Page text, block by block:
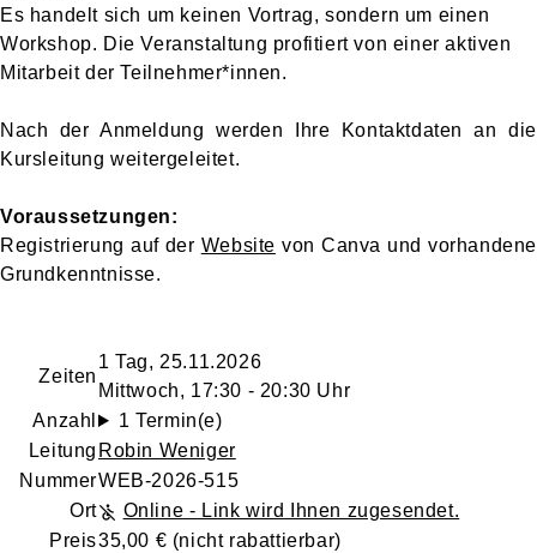
Es handelt sich um keinen Vortrag, sondern um einen
Workshop. Die Veranstaltung profitiert von einer aktiven
Mitarbeit der Teilnehmer*innen.
Nach der Anmeldung werden Ihre Kontaktdaten an die
Kursleitung weitergeleitet.
Voraussetzungen:
Registrierung auf der Website von Canva und vorhandene
Grundkenntnisse.
Zeiten
1 Tag, 25.11.2026
Mittwoch, 17:30 - 20:30 Uhr
Anzahl
1 Termin(e)
Leitung Robin Weniger
NummerWEB-2026-515
Ort
Online - Link wird Ihnen zugesendet.
Preis35,00 € (nicht rabattierbar)